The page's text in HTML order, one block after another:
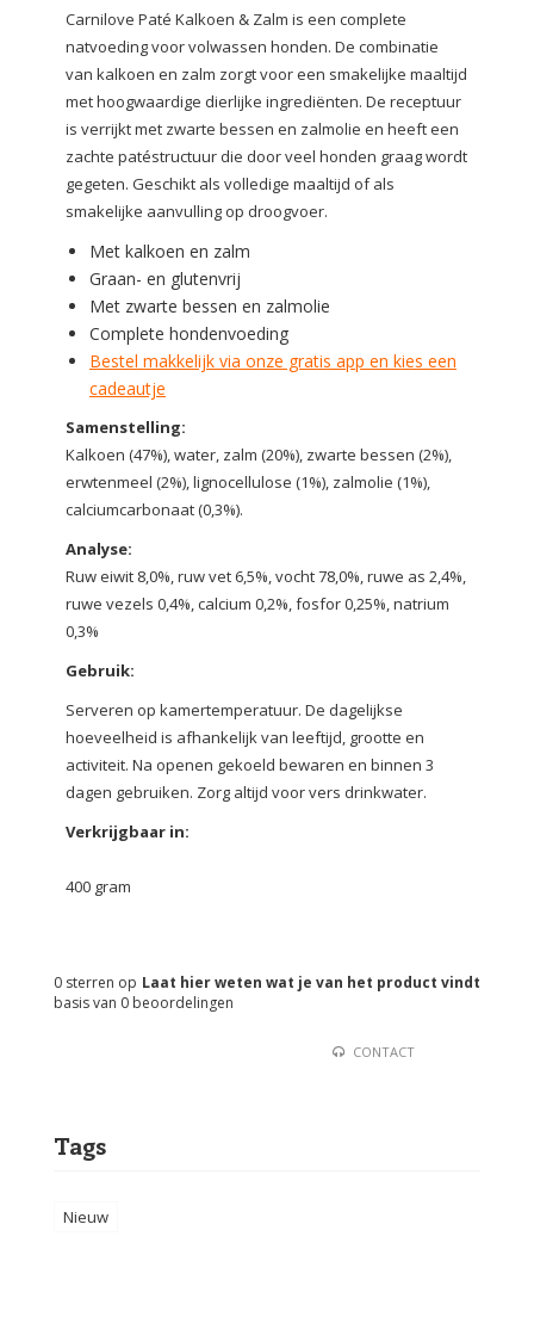
Carnilove Paté Kalkoen & Zalm is een complete
natvoeding voor volwassen honden. De combinatie
van kalkoen en zalm zorgt voor een smakelijke maaltijd
met hoogwaardige dierlijke ingrediënten. De receptuur
is verrijkt met zwarte bessen en zalmolie en heeft een
zachte patéstructuur die door veel honden graag wordt
gegeten. Geschikt als volledige maaltijd of als
smakelijke aanvulling op droogvoer.
Met kalkoen en zalm
Graan- en glutenvrij
Met zwarte bessen en zalmolie
Complete hondenvoeding
Bestel makkelijk via onze gratis app en kies een
cadeautje
Samenstelling:
Kalkoen (47%), water, zalm (20%), zwarte bessen (2%),
erwtenmeel (2%), lignocellulose (1%), zalmolie (1%),
calciumcarbonaat (0,3%).
Analyse:
Ruw eiwit 8,0%, ruw vet 6,5%, vocht 78,0%, ruwe as 2,4%,
ruwe vezels 0,4%, calcium 0,2%, fosfor 0,25%, natrium
0,3%
Gebruik:
Serveren op kamertemperatuur. De dagelijkse
hoeveelheid is afhankelijk van leeftijd, grootte en
activiteit. Na openen gekoeld bewaren en binnen 3
dagen gebruiken. Zorg altijd voor vers drinkwater.
Verkrijgbaar in:
400 gram
Laat hier weten wat je van het product vindt
0 sterren op
basis van 0 beoordelingen
CONTACT
Tags
Nieuw